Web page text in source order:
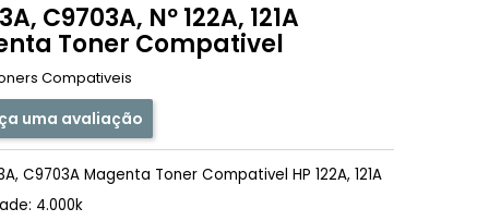
C9703A, Nº 122A, 121A
Toner Compativel
Compativeis
uma avaliação
C9703A Magenta Toner Compativel HP 122A, 121A
4.000k